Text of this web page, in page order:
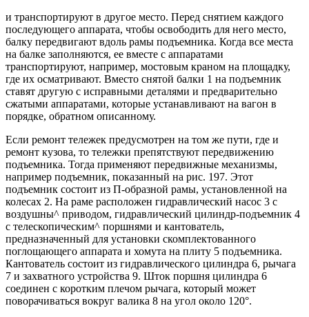
и транспортируют в другое место. Перед снятием каждого
последующего аппарата, чтобы освободить для него место,
балку передвигают вдоль рамы подъемника. Когда все места
на балке заполняются, ее вместе с аппаратами
транспортируют, например, мостовым краном на площадку,
где их осматривают. Вместо снятой балки 1 на подъемник
ставят другую с исправными деталями и предварительно
сжатыми аппаратами, которые устанавливают на вагон в
порядке, обратном описанному.
Если ремонт тележек предусмотрен на том же пути, где и
ремонт кузова, то тележки препятствуют передвижению
подъемника. Тогда применяют передвижные механизмы,
например подъемник, показанный на рис. 197. Этот
подъемник состоит из П-образной рамы, установленной на
колесах 2. На раме расположен гидравлический насос 3 с
воздушны^ приводом, гидравлический цилиндр-подъемник 4
с телескопическим^ поршнями и кантователь,
предназначенный для установки скомплектованного
поглощающего аппарата и хомута на плиту 5 подъемника.
Кантователь состоит из гидравлического цилиндра 6, рычага
7 и захватного устройства 9. Шток поршня цилиндра 6
соединен с коротким плечом рычага, который может
поворачиваться вокруг валика 8 на угол около 120°.